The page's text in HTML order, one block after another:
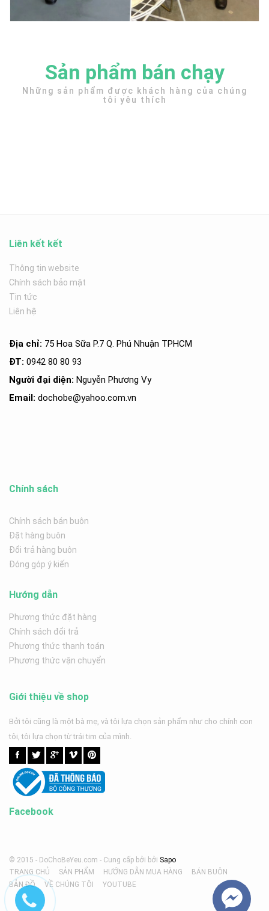
Sản phẩm bán chạy
Những sản phẩm được khách hàng của chúng
tôi yêu thích
Liên kết kết
Thông tin website
Chính sách bảo mật
Tin tức
Liên hệ
Địa chỉ: 75 Hoa Sữa P.7 Q. Phú Nhuận TPHCM
ĐT: 0942 80 80 93
Người đại diện: Nguyễn Phương Vy
Email: dochobe@yahoo.com.vn
Chính sách
Chính sách bán buôn
Đặt hàng buôn
Đổi trả hàng buôn
Đóng góp ý kiến
Hướng dẫn
Phương thức đặt hàng
Chính sách đổi trả
Phương thức thanh toán
Phương thức vận chuyển
Giới thiệu về shop
Bởi tôi cũng là một bà mẹ, và tôi lựa chọn sản phẩm như cho chính con
tôi, tôi lựa chọn từ trái tim của mình.
Facebook
© 2015 - DoChoBeYeu.com - Cung cấp bởi bởi Sapo
TRANG CHỦ
SẢN PHẨM HƯỚNG DẪN MUA HÀNG
BÁN BUÔN
BẢN ĐỒ
VỀ CHÚNG TÔI YOUTUBE